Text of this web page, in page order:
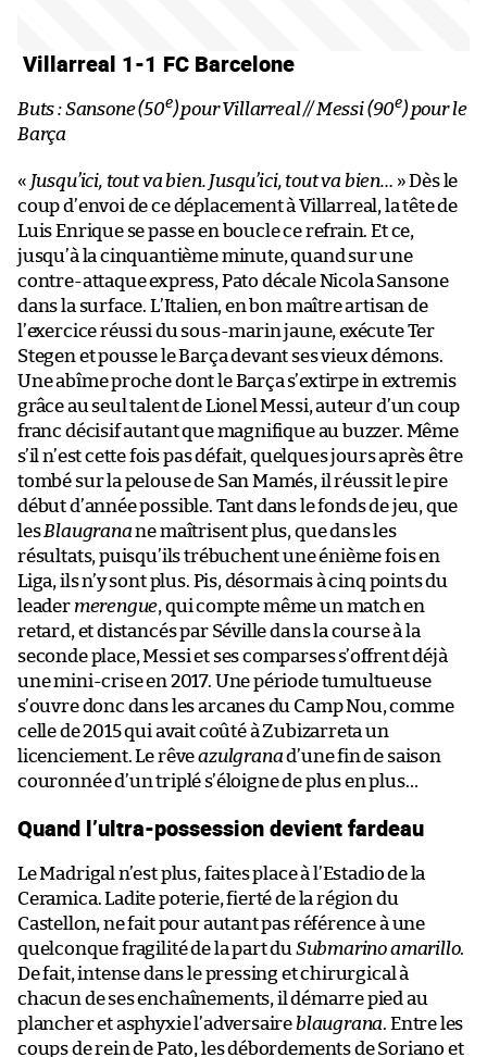
Villarreal 1-1 FC Barcelone
Buts : Sansone (50e) pour Villarreal // Messi (90e) pour le
Barça
« Jusqu’ici, tout va bien. Jusqu’ici, tout va bien… » Dès le
coup d’envoi de ce déplacement à Villarreal, la tête de
Luis Enrique se passe en boucle ce refrain. Et ce,
jusqu’à la cinquantième minute, quand sur une
contre-attaque express, Pato décale Nicola Sansone
dans la surface. L’Italien, en bon maître artisan de
l’exercice réussi du sous-marin jaune, exécute Ter
Stegen et pousse le Barça devant ses vieux démons.
Une abîme proche dont le Barça s’extirpe in extremis
grâce au seul talent de Lionel Messi, auteur d’un coup
franc décisif autant que magnifique au buzzer. Même
s’il n’est cette fois pas défait, quelques jours après être
tombé sur la pelouse de San Mamés, il réussit le pire
début d’année possible. Tant dans le fonds de jeu, que
lesBlaugranane maîtrisent plus, que dans les
résultats, puisqu’ils trébuchent une énième fois en
Liga, ils n’y sont plus. Pis, désormais à cinq points du
leader merengue, qui compte même un match en
retard, et distancés par Séville dans la course à la
seconde place, Messi et ses comparses s’offrent déjà
une mini-crise en 2017. Une période tumultueuse
s’ouvre donc dans les arcanes du Camp Nou, comme
celle de 2015 qui avait coûté à Zubizarreta un
licenciement. Le rêveazulgranad’une fin de saison
couronnée d’un triplé s’éloigne de plus en plus…
Quand l’ultra-possession devient fardeau
Le Madrigal n’est plus, faites place à l’Estadio de la
Ceramica. Ladite poterie, fierté de la région du
Castellon, ne fait pour autant pas référence à une
quelconque fragilité de la part du Submarino amarillo.
De fait, intense dans le pressing et chirurgical à
chacun de ses enchaînements, il démarre pied au
plancher et asphyxie l’adversaire blaugrana. Entre les
coups de rein de Pato, les débordements de Soriano et